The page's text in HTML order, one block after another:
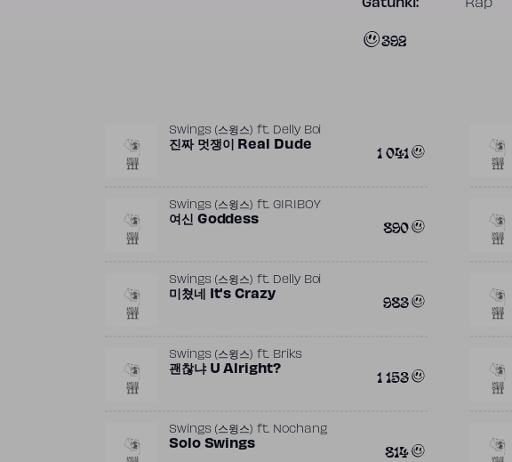
Gatunki: Rap
392
Swings (스윙스) ft. Delly Boi
진짜 멋쟁이 Real Dude 1 041
Swings (스윙스) ft.GIRIBOY
여신 Goddess 890
Swings (스윙스) ft. Delly Boi
미쳤네 It's Crazy 983
Swings (스윙스) ft. Briks
괜찮냐 U Alright? 1 153
Swings (스윙스) ft. Nochang
Solo Swings 814